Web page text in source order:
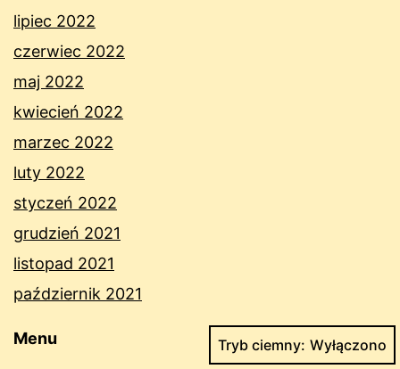
lipiec 2022
czerwiec 2022
maj 2022
kwiecień 2022
marzec 2022
luty 2022
styczeń 2022
grudzień 2021
listopad 2021
październik 2021
Menu Tryb ciemny: